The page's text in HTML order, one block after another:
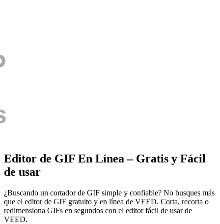
Editor de GIF En Línea – Gratis y Fácil
de usar
¿Buscando un cortador de GIF simple y confiable? No busques más
que el editor de GIF gratuito y en línea de VEED. Corta, recorta o
redimensiona GIFs en segundos con el editor fácil de usar de
VEED.